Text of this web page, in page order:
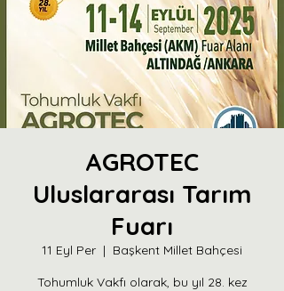
AGROTEC
Uluslararası Tarım
Fuarı
11 Eyl Per
  |
Başkent Millet Bahçesi
Tohumluk Vakfı olarak, bu yıl 28. kez